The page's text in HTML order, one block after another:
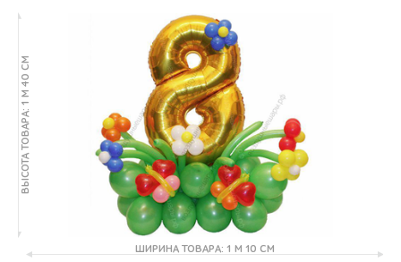
ВЫСОТА ТОВАРА: 1 М 40 СМ
ШИРИНА ТОВАРА: 1 М 10 СМ